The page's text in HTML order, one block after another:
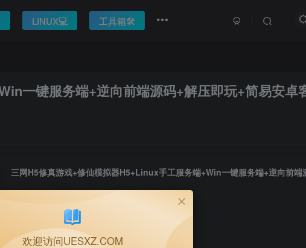
LINUX💻 工具箱🛠️
一键服务端+逆向前端源码+解压即玩+简易安卓
此内容为付费阅读，请付费后查看
欢迎访问UESXZ.COM